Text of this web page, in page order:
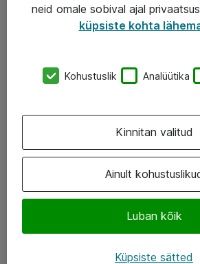
+372 659 3591
Järvevana tee 7b, 10112 Tallinn
Facebook
neid omale sobival ajal
küpsiste kohta
Kohustuslik Analüütika
Ainult
Luban kõik
Kinnitan valitud
Küpsiste sätted